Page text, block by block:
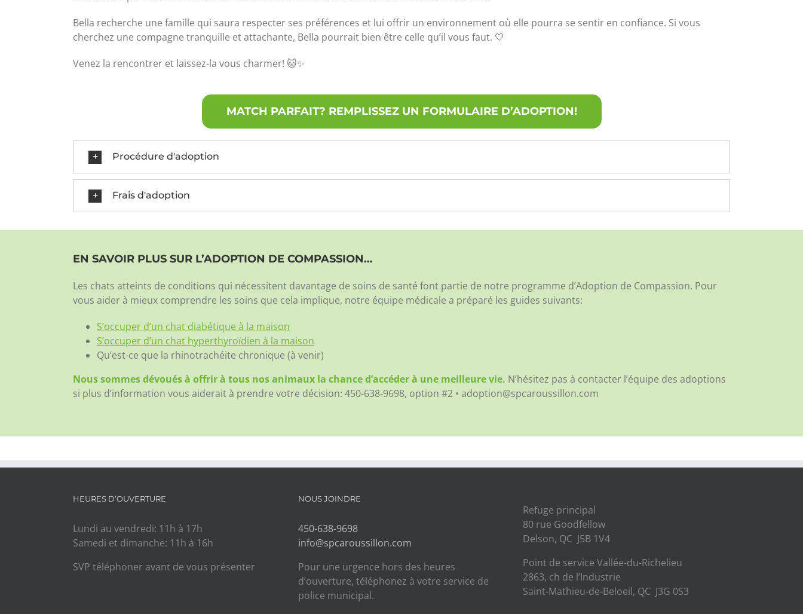
Bella recherche une famille qui saura respecter ses préférences et lui offrir un environnement où elle pourra se sentir en confiance. Si vous
cherchez une compagne tranquille et attachante, Bella pourrait bien être celle qu’il vous faut. 🤍
Venez la rencontrer et laissez-la vous charmer! 🐱✨
MATCH PARFAIT? REMPLISSEZ UN FORMULAIRE D’ADOPTION!
Procédure d'adoption
Frais d'adoption
EN SAVOIR PLUS SUR L’ADOPTION DE COMPASSION…
Les chats atteints de conditions qui nécessitent davantage de soins de santé font partie de notre programme d’Adoption de Compassion. Pour
vous aider à mieux comprendre les soins que cela implique, notre équipe médicale a préparé les guides suivants:
S’occuper d’un chat diabétique à la maison
S’occuper d’un chat hyperthyroïdien à la maison
Qu’est-ce que la rhinotrachéite chronique (à venir)
Nous sommes dévoués à offrir à tous nos animaux la chance d’accéder à une meilleure vie. N’hésitez pas à contacter l’équipe des adoptions
si plus d’information vous aiderait à prendre votre décision: 450-638-9698, option #2 • adoption@spcaroussillon.com
HEURES D’OUVERTURE
Lundi au vendredi: 11h à 17h
Samedi et dimanche: 11h à 16h
SVP téléphoner avant de vous présenter
NOUS JOINDRE
450-638-9698
info@spcaroussillon.com
Pour une urgence hors des heures
d’ouverture, téléphonez à votre service de
police municipal.
Refuge principal
80 rue Goodfellow
Delson, QC J5B 1V4
Point de service Vallée-du-Richelieu
2863, ch de l’Industrie
Saint-Mathieu-de-Beloeil, QC J3G 0S3